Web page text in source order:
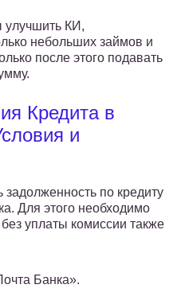
улучшить КИ,
небольших займов и
после этого подавать
Кредита в
и
по кредиту
Для этого необходимо
уплаты комиссии также
Банка».